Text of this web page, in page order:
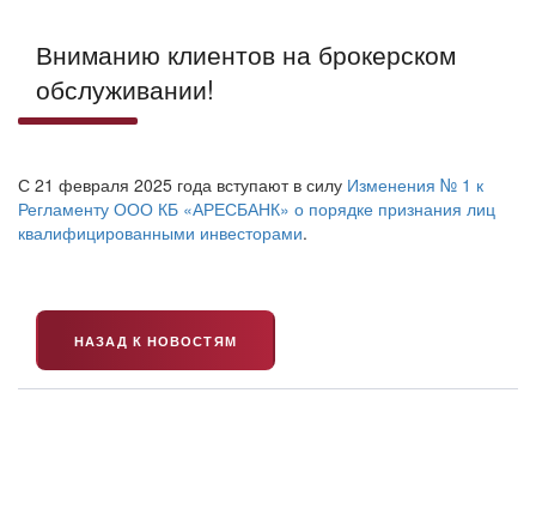
Вниманию клиентов на брокерском
обслуживании!
С 21 февраля 2025 года вступают в силу Изменения № 1 к
Регламенту ООО КБ «АРЕСБАНК» о порядке признания лиц
квалифицированными инвесторами.
НАЗАД К НОВОСТЯМ